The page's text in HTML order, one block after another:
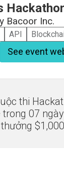
Bacoor Inc.
API
See event
thi
07
thưởng